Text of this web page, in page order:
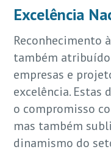
Excelência
Reconhecimento
também
empresas e
excelência. Estas
o compromisso
mas também
dinamismo do